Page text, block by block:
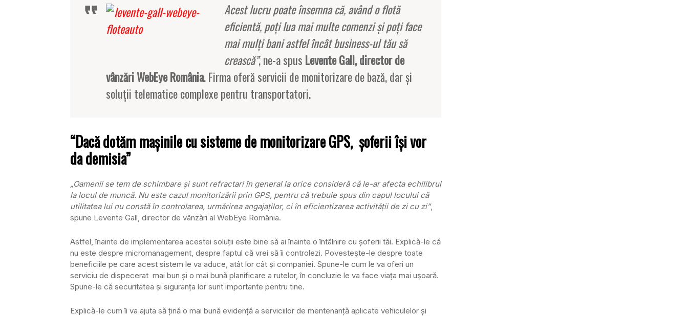
Acest lucru poate însemna că, având o flotă
eficientă, poţi lua mai multe comenzi şi poţi face
mai mulţi bani astfel încât business-ul tău să
crească”, ne-a spus Levente Gall, director de
vânzări WebEye România. Firma oferă servicii de monitorizare de bază, dar şi
soluţii telematice complexe pentru transportatori.
“Dacă dotăm maşinile cu sisteme de monitorizare GPS, şoferii îşi vor
da demisia”
„Oamenii se tem de schimbare şi sunt refractari în general la orice consideră că le-ar afecta echilibrul
la locul de muncă. Nu este cazul monitorizării prin GPS, pentru că trebuie spus din capul locului că
utilitatea lui nu constă în controlarea, urmărirea angajaţilor, ci în eficientizarea activităţii de zi cu zi”,
spune Levente Gall, director de vânzări al WebEye România.
Astfel, înainte de implementarea acestei soluţii este bine să ai înainte o întâlnire cu şoferii tăi. Explică-le că
nu este despre micromanagement, despre faptul că vrei să îi controlezi. Povesteşte-le despre toate
beneficiile pe care acest sistem le va aduce, atât lor cât şi companiei. Spune-le cum le va oferi un
serviciu de dispecerat mai bun şi o mai bună planificare a rutelor, în concluzie le va face viaţa mai uşoară.
Spune-le că securitatea şi siguranţa lor sunt importante pentru tine.
Explică-le cum îi va ajuta să ţină o mai bună evidenţă a serviciilor de mentenanţă aplicate vehiculelor şi